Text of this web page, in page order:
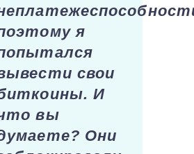
я
свои
И
вы
Они